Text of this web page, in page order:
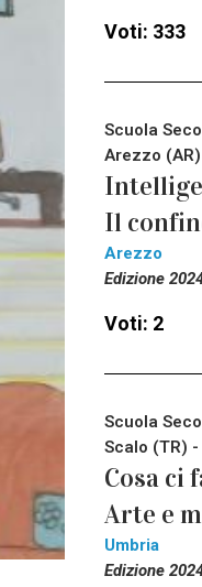
Voti: 333
Scuola
Arezzo
Il
Arezzo
Edizione
Voti: 2
Scuola
Scalo (TR) -
Cosa ci
Arte e
Umbria
Edizione